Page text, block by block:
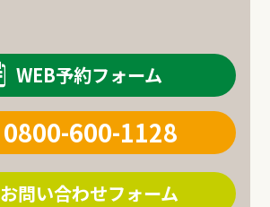
WEB予約フォーム
0800-600-1128
お問い合わせフォーム